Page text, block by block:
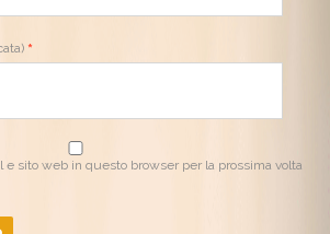
*
e sito web in questo browser per la prossima volta